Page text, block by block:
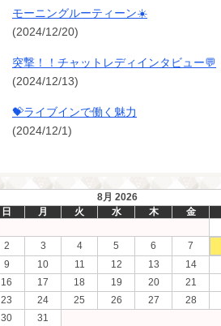
モーニングルーティーン☀️
(2024/12/20)
突撃！！チャットレディインタビュー💬
(2024/12/13)
💝ライブインで働く魅力
(2024/12/1)
8月 2026
日
月 火 水 木 金
2 3 4 5 6
7
9
10 11 12 13
14
16
17 18 19 20
21
23
24 25 26 27
28
30
31